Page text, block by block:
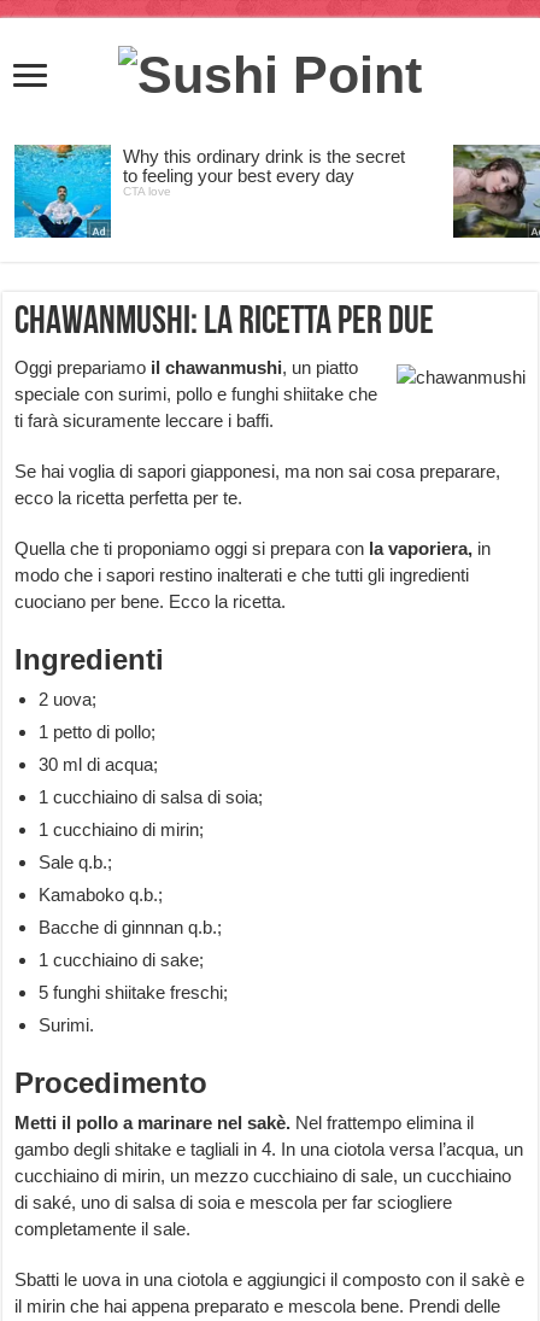
Chawanmushi: la ricetta per due
Oggi prepariamo il chawanmushi, un piatto
speciale con surimi, pollo e funghi shiitake che
ti farà sicuramente leccare i baffi.
Se hai voglia di sapori giapponesi, ma non sai cosa preparare,
ecco la ricetta perfetta per te.
Quella che ti proponiamo oggi si prepara con la vaporiera, in
modo che i sapori restino inalterati e che tutti gli ingredienti
cuociano per bene. Ecco la ricetta.
Ingredienti
2 uova;
1 petto di pollo;
30 ml di acqua;
1 cucchiaino di salsa di soia;
1 cucchiaino di mirin;
Sale q.b.;
Kamaboko q.b.;
Bacche di ginnnan q.b.;
1 cucchiaino di sake;
5 funghi shiitake freschi;
Surimi.
Procedimento
Metti il pollo a marinare nel sakè. Nel frattempo elimina il
gambo degli shitake e tagliali in 4. In una ciotola versa l’acqua, un
cucchiaino di mirin, un mezzo cucchiaino di sale, un cucchiaino
di saké, uno di salsa di soia e mescola per far sciogliere
completamente il sale.
Sbatti le uova in una ciotola e aggiungici il composto con il sakè e
il mirin che hai appena preparato e mescola bene. Prendi delle